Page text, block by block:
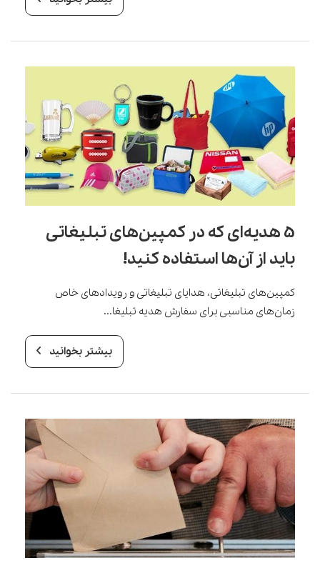
5 هدیه‌ای که در کمپین‌های تبلیغاتی
باید از آن‌ها استفاده کنید!
کمپین‌های تبلیغاتی، هدایای تبلیغاتی و رویدادهای خاص
زمان‌های مناسبی برای سفارش هدیه تبلیغا...
بیشتر بخوانید